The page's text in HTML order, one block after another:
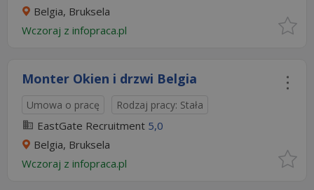
Belgia, Bruksela
Wczoraj z infopraca.pl
Monter Okien i drzwi Belgia
Umowa o pracę Rodzaj pracy: Stała
EastGate Recruitment 5,0
Belgia, Bruksela
Wczoraj z infopraca.pl